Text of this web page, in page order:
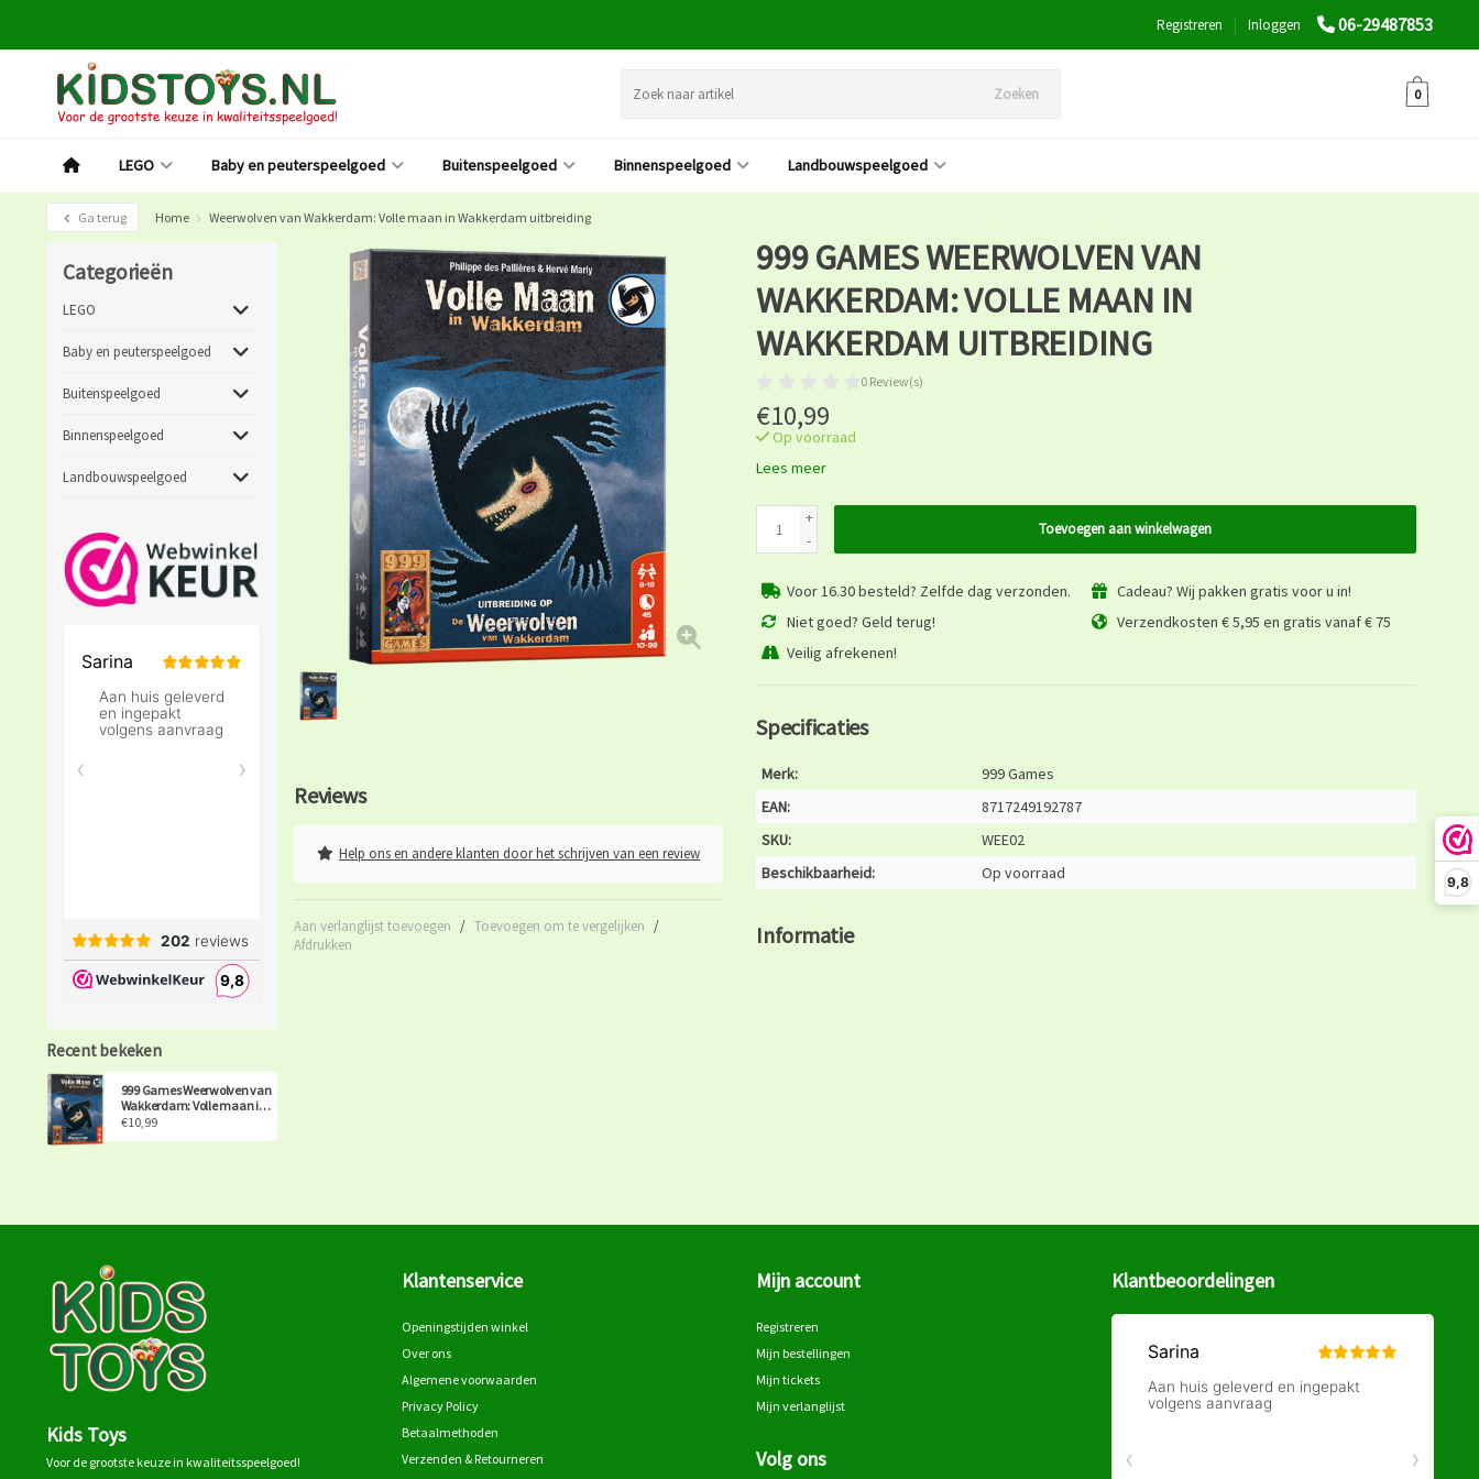
9,8
06-29487853
Inloggen
|
Registreren
Zoeken 0
LEGO Baby en peuterspeelgoed Buitenspeelgoed Binnenspeelgoed Landbouwspeelgoed
Ga terug Home Weerwolven van Wakkerdam: Volle maan in Wakkerdam uitbreiding
Categorieën
LEGO
Baby en peuterspeelgoed
Buitenspeelgoed
Binnenspeelgoed
Landbouwspeelgoed
Recent bekeken
999 Games Weerwolven van
Wakkerdam: Volle maan in
Wakkerdam uitbreiding
€10,99
Reviews
Help ons en andere klanten door het schrijven van een review
Aan verlanglijst toevoegen / Toevoegen om te vergelijken /
Afdrukken
999 GAMES WEERWOLVEN VAN
WAKKERDAM: VOLLE MAAN IN
WAKKERDAM UITBREIDING
0 Review(s)
€10,99
Op voorraad
Lees meer
+
-
Toevoegen aan winkelwagen
Voor 16.30 besteld? Zelfde dag verzonden.
Cadeau? Wij pakken gratis voor u in!
Niet goed? Geld terug!
Verzendkosten € 5,95 en gratis vanaf € 75
Veilig afrekenen!
Specificaties
Merk:
999 Games
EAN:
8717249192787
SKU:
WEE02
Beschikbaarheid:
Op voorraad
Informatie
Kids Toys
Voor de grootste keuze in kwaliteitsspeelgoed!
Klantenservice
Openingstijden winkel
Over ons
Algemene voorwaarden
Privacy Policy
Betaalmethoden
Verzenden & Retourneren
Mijn account
Registreren
Mijn bestellingen
Mijn tickets
Mijn verlanglijst
Volg ons
Klantbeoordelingen